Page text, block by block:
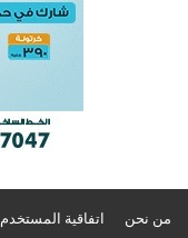
من نحن اتفاقية المستخدم